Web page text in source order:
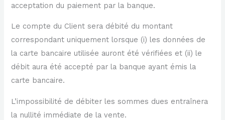
acceptation du paiement par la banque.
Le compte du Client sera débité du montant
correspondant uniquement lorsque (i) les données de
la carte bancaire utilisée auront été vérifiées et (ii) le
débit aura été accepté par la banque ayant émis la
carte bancaire.
L’impossibilité de débiter les sommes dues entraînera
la nullité immédiate de la vente.